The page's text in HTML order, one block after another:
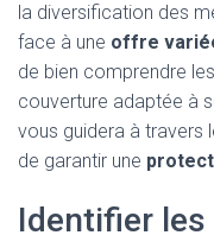
la diversification des
face à une offre
de bien comprendre les
couverture adaptée à
vous guidera à travers
de garantir une
Identifier